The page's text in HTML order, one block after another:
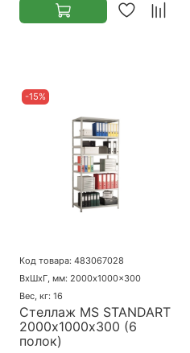
-15%
Код товара: 483067028
ВхШхГ, мм: 2000x1000x300
Вес, кг: 16
Стеллаж MS STANDART
2000х1000х300 (6
полок)